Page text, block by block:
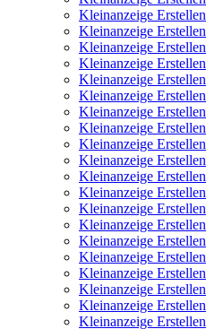
Kleinanzeige Erstellen
Kleinanzeige Erstellen
Kleinanzeige Erstellen
Kleinanzeige Erstellen
Kleinanzeige Erstellen
Kleinanzeige Erstellen
Kleinanzeige Erstellen
Kleinanzeige Erstellen
Kleinanzeige Erstellen
Kleinanzeige Erstellen
Kleinanzeige Erstellen
Kleinanzeige Erstellen
Kleinanzeige Erstellen
Kleinanzeige Erstellen
Kleinanzeige Erstellen
Kleinanzeige Erstellen
Kleinanzeige Erstellen
Kleinanzeige Erstellen
Kleinanzeige Erstellen
Kleinanzeige Erstellen